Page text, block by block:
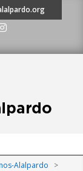
Alalpardo
>